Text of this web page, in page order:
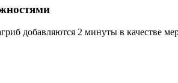
добавляются 2 минуты в качестве